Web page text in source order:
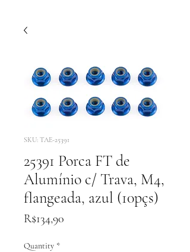
SKU: TAE-25391
25391 Porca FT de
Alumínio c/ Trava, M4,
flangeada, azul (10pçs)
R$134,90
Quantity *